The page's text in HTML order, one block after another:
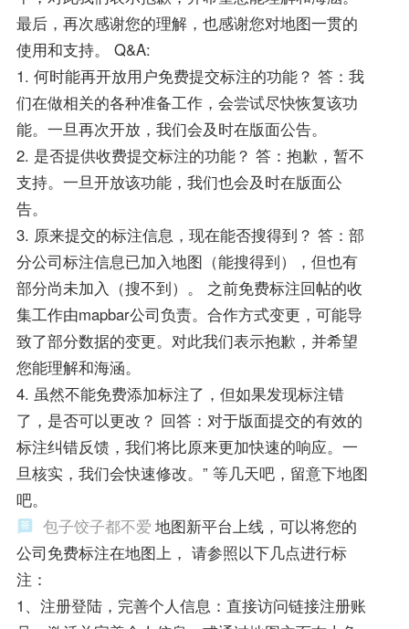
最后，再次感谢您的理解，也感谢您对地图一贯的
使用和支持。 Q&A:
1. 何时能再开放用户免费提交标注的功能？ 答：我
们在做相关的各种准备工作，会尝试尽快恢复该功
能。一旦再次开放，我们会及时在版面公告。
2. 是否提供收费提交标注的功能？ 答：抱歉，暂不
支持。一旦开放该功能，我们也会及时在版面公
告。
3. 原来提交的标注信息，现在能否搜得到？ 答：部
分公司标注信息已加入地图（能搜得到），但也有
部分尚未加入（搜不到）。 之前免费标注回帖的收
集工作由mapbar公司负责。合作方式变更，可能导
致了部分数据的变更。对此我们表示抱歉，并希望
您能理解和海涵。
4. 虽然不能免费添加标注了，但如果发现标注错
了，是否可以更改？ 回答：对于版面提交的有效的
标注纠错反馈，我们将比原来更加快速的响应。一
旦核实，我们会快速修改。” 等几天吧，留意下地图
吧。
包子饺子都不爱 地图新平台上线，可以将您的
公司免费标注在地图上， 请参照以下几点进行标
注：
1、注册登陆，完善个人信息：直接访问链接注册账